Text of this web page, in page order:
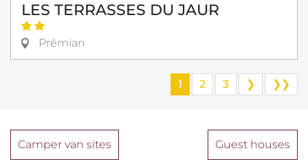
LES TERRASSES DU JAUR
Prémian
1 2 3 ❯ ❯❯
Camper van sites Guest houses